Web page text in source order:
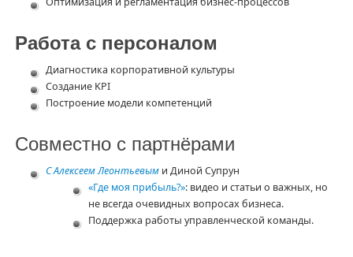
Работа с персоналом
Диагностика корпоративной культуры
Создание KPI
Построение модели компетенций
Совместно с партнёрами
С Алексеем Леонтьевыми Диной Супрун
«Где моя прибыль?»: видео и статьи о важных, но
не всегда очевидных вопросах бизнеса.
Поддержка работы управленческой команды.